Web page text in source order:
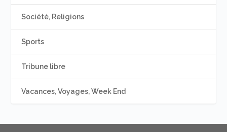
Société, Religions
Sports
Tribune libre
Vacances, Voyages, Week End